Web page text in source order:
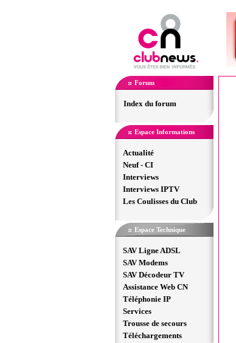
Forum
Index du forum
Espace Informations
Actualité
Neuf - CI
Interviews
Interviews IPTV
Les Coulisses du Club
Espace Technique
SAV Ligne ADSL
SAV Modems
SAV Décodeur TV
Assistance Web CN
Téléphonie IP
Services
Trousse de secours
Téléchargements